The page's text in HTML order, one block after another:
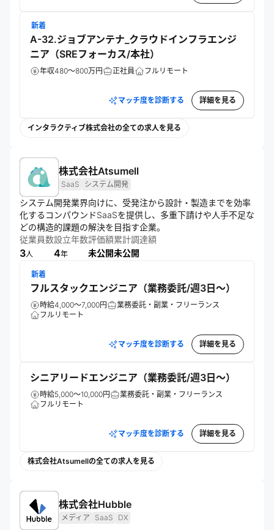
新着
A-32.ジョブアンテナ_クラウドインフラエンジ
ニア（SREフォーカス/本社）
年収480～800万円 正社員 フルリモート
マッチ度を診断する 詳細を見る
インタラクティブ株式会社の全ての求人を見る
株式会社Atsumell
SaaS システム開発
システム開発業界向けに、受発注から設計・製造までを効率
化するコンパウンドSaaSを提供し、多重下請けや人手不足な
どの構造的課題の解決を目指す企業。
従業員数
3人
設立年数
4年
評価額
未公開
累計調達額
未公開
新着
フルスタックエンジニア（業務委託/週3日〜）
時給4,000～7,000円
業務委託・副業・フリーランス
フルリモート
マッチ度を診断する 詳細を見る
シニアリードエンジニア（業務委託/週3日〜）
時給5,000～10,000円
業務委託・副業・フリーランス
フルリモート
マッチ度を診断する 詳細を見る
株式会社Atsumellの全ての求人を見る
株式会社Hubble
メディア SaaS DX